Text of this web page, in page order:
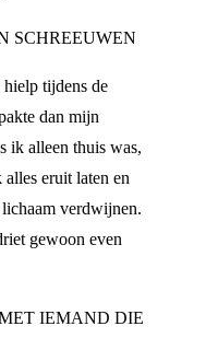
SCHREEUWEN
tijdens de
dan mijn
ik alleen thuis was,
eruit laten en
verdwijnen.
gewoon even
IEMAND DIE